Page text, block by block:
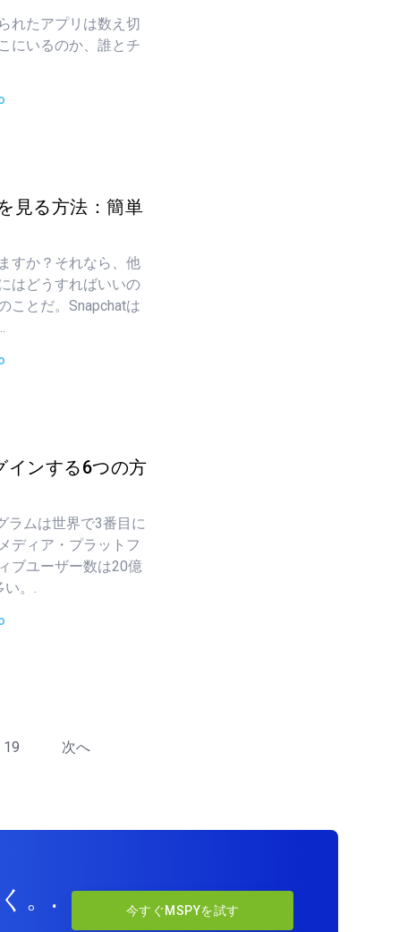
れたアプリは数え切
にいるのか、誰とチ
見る方法：簡単
すか？それなら、他
はどうすればいいの
ことだ。Snapchatは
インする6つの方
ラムは世界で3番目に
ディア・プラットフ
ブユーザー数は20億
い。.
19 次へ
。. 今すぐMSPYを試す